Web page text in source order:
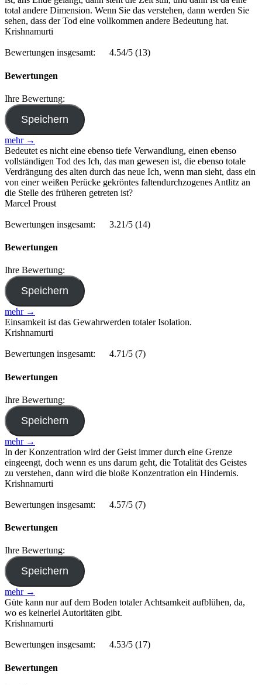
total andere Dimension. Wenn Sie das verstehen, dann werden Sie
sehen, dass der Tod eine vollkommen andere Bedeutung hat.
Krishnamurti
Bewertungen insgesamt: 4.54/5 (13)
Bewertungen
Ihre Bewertung:
mehr →
Bedeutet es nicht eine ebenso tiefe Verwandlung, einen ebenso
vollständigen Tod des Ich, das man gewesen ist, die ebenso totale
Verdrängung des alten durch das neue Ich, wenn man sieht, dass ein
von einer weißen Perücke gekröntes faltendurchzogenes Antlitz an
die Stelle des früheren getreten ist?
Marcel Proust
Bewertungen insgesamt: 3.21/5 (14)
Bewertungen
Ihre Bewertung:
mehr →
Einsamkeit ist das Gewahrwerden totaler Isolation.
Krishnamurti
Bewertungen insgesamt: 4.71/5 (7)
Bewertungen
Ihre Bewertung:
mehr →
In der Konzentration wird der Geist immer durch eine Grenze
eingeengt, doch wenn es uns darum geht, die Totalität des Geistes
zu verstehen, dann wird die bloße Konzentration ein Hindernis.
Krishnamurti
Bewertungen insgesamt: 4.57/5 (7)
Bewertungen
Ihre Bewertung:
mehr →
Güte kann nur auf dem Boden totaler Achtsamkeit aufblühen, da,
wo es keinerlei Autoritäten gibt.
Krishnamurti
Bewertungen insgesamt: 4.53/5 (17)
Bewertungen